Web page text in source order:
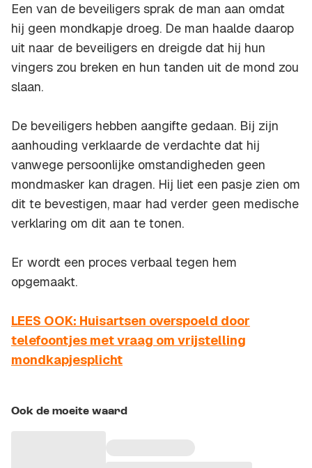
Een van de beveiligers sprak de man aan omdat
hij geen mondkapje droeg. De man haalde daarop
uit naar de beveiligers en dreigde dat hij hun
vingers zou breken en hun tanden uit de mond zou
slaan.
De beveiligers hebben aangifte gedaan. Bij zijn
aanhouding verklaarde de verdachte dat hij
vanwege persoonlijke omstandigheden geen
mondmasker kan dragen. Hij liet een pasje zien om
dit te bevestigen, maar had verder geen medische
verklaring om dit aan te tonen.
Er wordt een proces verbaal tegen hem
opgemaakt.
LEES OOK: Huisartsen overspoeld door
telefoontjes met vraag om vrijstelling
mondkapjesplicht
Ook de moeite waard